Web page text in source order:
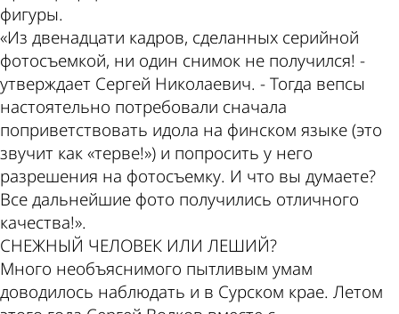
фигуры.
«Из двенадцати кадров, сделанных серийной
фотосъемкой, ни один снимок не получился! -
утверждает Сергей Николаевич. - Тогда вепсы
настоятельно потребовали сначала
поприветствовать идола на финском языке (это
звучит как «терве!») и попросить у него
разрешения на фотосъемку. И что вы думаете?
Все дальнейшие фото получились отличного
качества!».
СНЕЖНЫЙ ЧЕЛОВЕК ИЛИ ЛЕШИЙ?
Много необъяснимого пытливым умам
доводилось наблюдать и в Сурском крае. Летом